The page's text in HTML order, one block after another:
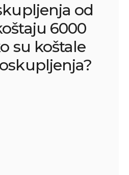
od
6000
su koštale